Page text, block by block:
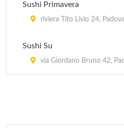
Sushi Primavera
riviera Tito Livio 24, Padova
Sushi Su
via Giordano Bruno 42,